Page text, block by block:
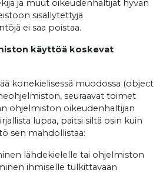
ja muut oikeudenhaltijat hyvän
sisällytettyjä
ei saa poistaa.
käyttöä koskevat
konekielisessä muodossa (object
seuraavat toimet
ohjelmiston oikeudenhaltijan
lupaa, paitsi siltä osin kuin
sen mahdollistaa:
lähdekielelle tai ohjelmiston
ihmiselle tulkittavaan